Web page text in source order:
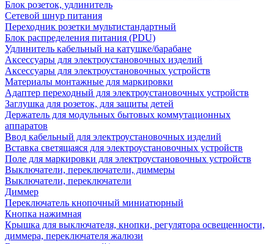
Блок розеток, удлинитель
Сетевой шнур питания
Переходник розетки мультистандартный
Блок распределения питания (PDU)
Удлинитель кабельный на катушке/барабане
Аксессуары для электроустановочных изделий
Аксессуары для электроустановочных устройств
Материалы монтажные для маркировки
Адаптер переходный для электроустановочных устройств
Заглушка для розеток, для защиты детей
Держатель для модульных бытовых коммутационных
аппаратов
Ввод кабельный для электроустановочных изделий
Вставка светящаяся для электроустановочных устройств
Поле для маркировки для электроустановочных устройств
Выключатели, переключатели, диммеры
Выключатели, переключатели
Диммер
Переключатель кнопочный миниатюрный
Кнопка нажимная
Крышка для выключателя, кнопки, регулятора освещенности,
диммера, переключателя жалюзи